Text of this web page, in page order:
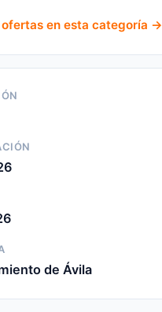
ofertas en esta categoría →
de Ávila